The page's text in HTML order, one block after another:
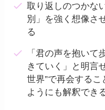
取り返しのつかな
別」を強く想像さ
る
「君の声を抱いて
きていく」と明言
世界”で再会する
ようにも解釈でき